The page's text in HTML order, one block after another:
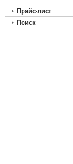
Прайс-лист
Поиск